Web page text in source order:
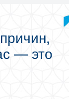
— это